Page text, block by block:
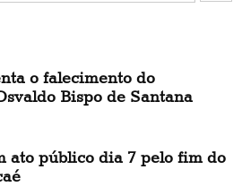
o falecimento do
Bispo de Santana
ato público dia 7 pelo fim do